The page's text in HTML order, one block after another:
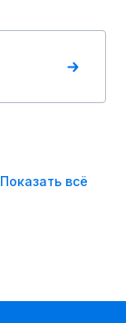
Классические
Показать всё